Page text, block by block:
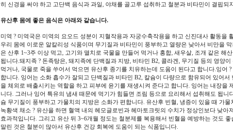
히 신경을 써야 하고 고단백 음식과 과일, 야채를 골고루 섭취하고 철분과 비타민이 결핍되
유산후 몸에 좋은 음식은 아래와 같습니다.
미역 ? 미역국은 미역의 요오드 성분이 지혈작용과 자궁수축작용을 하고 신진대사 활동을
우리 몸에 이로운 알칼리성 식품이며 무기질과 비타민이 풍부하고 열량은 낮아서 비만을
은 산후 1~3주 이상 먹고, 고기와 멸치로 국물을 만들어 먹거나 홍합, 새우살, 조개 같은 해
됩니다.돼지족 ? 돈족탕은, 돼지족에 단백질과 지방, 비타민 B2, 콜라겐, 무기질 등의 영양
먹거나, 국물로 죽을 쑤어서 먹으면 유산후 종기를 치유하는데 도움이 된다고 합니다.잉어
합니다. 잉어는 소화 흡수가 잘되고 단백질과 비타민 B2, 칼슘이 다량으로 함유되어 있어
을 체외로 배출시키는 역할을 하고 피부에 윤기를 재생시켜 준다고 합니다. 잉어는 내장을
니다. 그러나 잉어 특유의 냄새 때문에 먹기가 힘들면 조림 등으로 요리해서 섭취해도 됩니
슘 무기질이 풍부하고 가물치의 지방은 소화가 편합니다. 유산후 빈혈, 냉증이 있을 때 가
녹황색 채소 ? 유산을 하면 혈액 내의 헤모글로빈과 헤마토크릿의 수치가 정상인보다 낮아
효과적입니다. 그리고 유산 뒤 3~6개월 정도는 철분제를 복용해서 빈혈을 예방하는 것도
말린 것은 철분이 많아서 유산후 건강 회복에 도움이 되는 식품입니다.